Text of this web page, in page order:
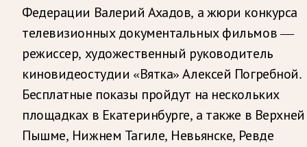
Федерации Валерий Ахадов, а жюри конкурса
телевизионных документальных фильмов —
режиссер, художественный руководитель
киновидеостудии «Вятка» Алексей Погребной.
Бесплатные показы пройдут на нескольких
площадках в Екатеринбурге, а также в Верхней
Пышме, Нижнем Тагиле, Невьянске, Ревде